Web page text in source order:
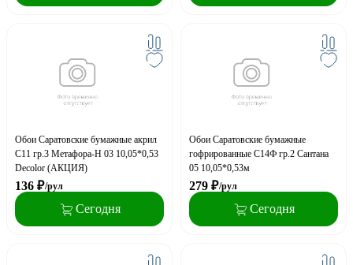
Обои Саратовские бумажные акрил
С11 гр.3 Метафора-Н 03 10,05*0,53
Decolor (АКЦИЯ)
136 ₽/рул
Сегодня
Обои Саратовские бумажные
гофрированные С14Ф гр.2 Сантана
05 10,05*0,53м
279 ₽/рул
Сегодня